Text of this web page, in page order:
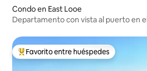
Condo en East Looe
Departamento con vista al puerto en
Favorito entre huéspedes preferido
Favorito entre huéspedes